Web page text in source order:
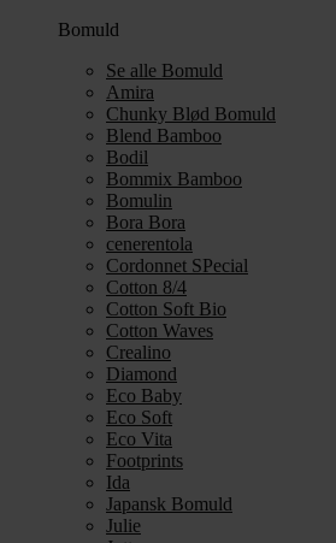
Bomuld
Se alle Bomuld
Amira
Chunky Blød Bomuld
Blend Bamboo
Bodil
Bommix Bamboo
Bomulin
Bora Bora
cenerentola
Cordonnet SPecial
Cotton 8/4
Cotton Soft Bio
Cotton Waves
Crealino
Diamond
Eco Baby
Eco Soft
Eco Vita
Footprints
Ida
Japansk Bomuld
Julie